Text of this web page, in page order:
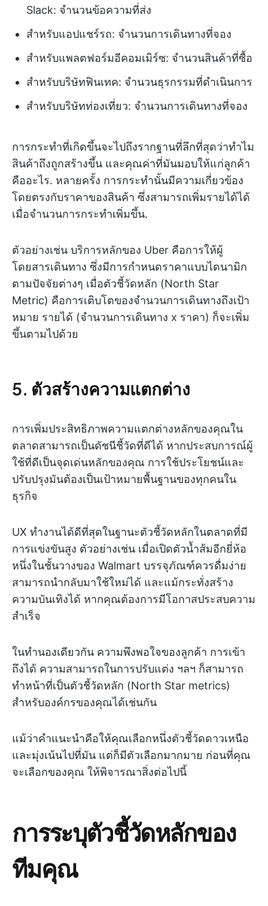
Slack: จำนวนข้อความที่ส่ง
สำหรับแอปแชร์รถ: จำนวนการเดินทางที่จอง
สำหรับแพลตฟอร์มอีคอมเมิร์ซ: จำนวนสินค้าที่ซื้อ
สำหรับบริษัทฟินเทค: จำนวนธุรกรรมที่ดำเนินการ
สำหรับบริษัทท่องเที่ยว: จำนวนการเดินทางที่จอง
การกระทำที่เกิดขึ้นจะไปถึงรากฐานที่ลึกที่สุดว่าทำไม
สินค้าถึงถูกสร้างขึ้น และคุณค่าที่มันมอบให้แก่ลูกค้า
คืออะไร. หลายครั้ง การกระทำนั้นมีความเกี่ยวข้อง
โดยตรงกับราคาของสินค้า ซึ่งสามารถเพิ่มรายได้ได้
เมื่อจำนวนการกระทำเพิ่มขึ้น.
ตัวอย่างเช่น บริการหลักของ Uber คือการให้ผู้
โดยสารเดินทาง ซึ่งมีการกำหนดราคาแบบไดนามิก
ตามปัจจัยต่างๆ เมื่อตัวชี้วัดหลัก (North Star
Metric) คือการเติบโตของจำนวนการเดินทางถึงเป้า
หมาย รายได้ (จำนวนการเดินทาง x ราคา) ก็จะเพิ่ม
ขึ้นตามไปด้วย
5. ตัวสร้างความแตกต่าง
การเพิ่มประสิทธิภาพความแตกต่างหลักของคุณใน
ตลาดสามารถเป็นดัชนีชี้วัดที่ดีได้ หากประสบการณ์ผู้
ใช้ที่ดีเป็นจุดเด่นหลักของคุณ การใช้ประโยชน์และ
ปรับปรุงมันต้องเป็นเป้าหมายพื้นฐานของทุกคนใน
ธุรกิจ
UX ทำงานได้ดีที่สุดในฐานะตัวชี้วัดหลักในตลาดที่มี
การแข่งขันสูง ตัวอย่างเช่น เมื่อเปิดตัวน้ำส้มอีกยี่ห้อ
หนึ่งในชั้นวางของ Walmart บรรจุภัณฑ์ควรดื่มง่าย
สามารถนำกลับมาใช้ใหม่ได้ และแม้กระทั่งสร้าง
ความบันเทิงได้ หากคุณต้องการมีโอกาสประสบความ
สำเร็จ
ในทำนองเดียวกัน ความพึงพอใจของลูกค้า การเข้า
ถึงได้ ความสามารถในการปรับแต่ง ฯลฯ ก็สามารถ
ทำหน้าที่เป็นตัวชี้วัดหลัก (North Star metrics)
สำหรับองค์กรของคุณได้เช่นกัน
แม้ว่าคำแนะนำคือให้คุณเลือกหนึ่งตัวชี้วัดดาวเหนือ
และมุ่งเน้นไปที่มัน แต่ก็มีตัวเลือกมากมาย ก่อนที่คุณ
จะเลือกของคุณ ให้พิจารณาสิ่งต่อไปนี้
การระบุตัวชี้วัดหลักของ
ทีมคุณ